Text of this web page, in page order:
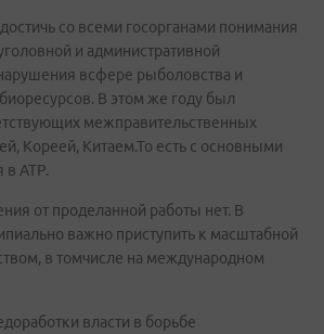
со всеми госорганами понимания
и административной
всфере рыболовства и
В этом же году был
межправительственных
Кореей, Китаем.То есть с основными
в АТР.
от проделанной работы нет. В
важно приступить к масштабной
в томчисле на международном
власти в борьбе